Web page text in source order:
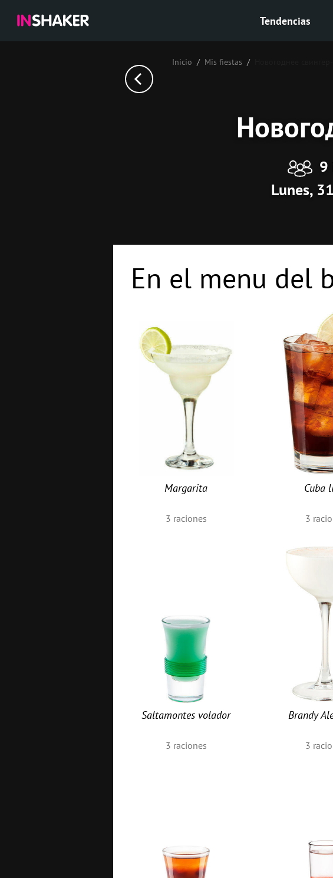
Tendencias
Inicio Mis fiestas
9
Lunes,
En el menu del
Margarita
3 raciones
Cuba
3
Saltamontes volador
3 raciones
Brandy
3